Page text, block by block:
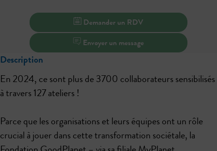
Demander un RDV
Envoyer un message
Description
En 2024, ce sont plus de 3700 collaborateurs sensibilisés
à travers 127 ateliers !
Parce que les organisations et leurs équipes ont un rôle
crucial à jouer dans cette transformation sociétale, la